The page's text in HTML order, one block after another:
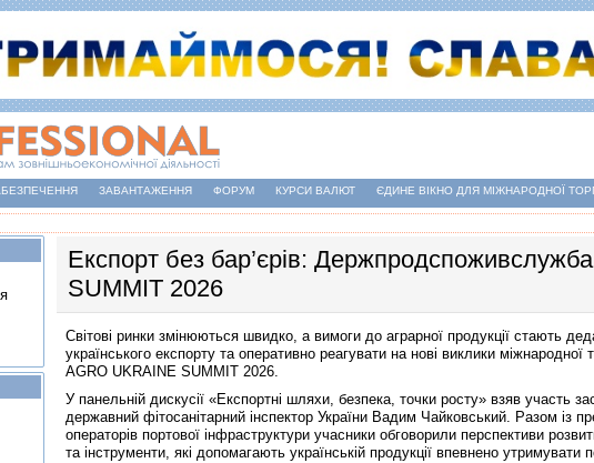
ЗАВАНТАЖЕННЯ ФОРУМ КУРСИ ВАЛЮТ ЄДИНЕ ВІКНО ДЛЯ МІЖНАРОДНОЇ
Експорт без бар’єрів:
SUMMIT 2026
Світові ринки змінюються швидко, а вимоги до аграрної продукції стають
українського експорту та оперативно реагувати на нові виклики
AGRO UKRAINE SUMMIT 2026.
У панельній дискусії «Експортні шляхи, безпека, точки росту» взяв участь
державний фітосанітарний інспектор України Вадим Чайковський. Разом із
операторів портової інфраструктури учасники обговорили перспективи
та інструменти, які допомагають українській продукції впевнено утримувати